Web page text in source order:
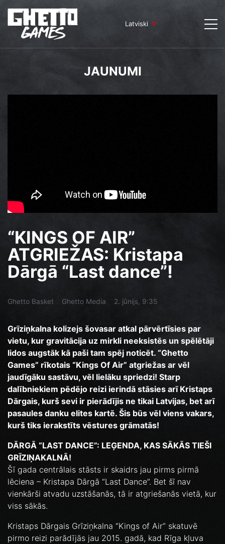
Latviski
JAUNUMI
“KINGS OF AIR”
ATGRIEŽAS: Kristapa
Dārgā “Last dance”!
Ghetto Basket Ghetto Media 2. jūnijs, 9:35
Grīziņkalna kolizejs šovasar atkal pārvērtīsies par
vietu, kur gravitācija uz mirkli neeksistēs un spēlētāji
lidos augstāk kā paši tam spēj noticēt. “Ghetto
Games” rīkotais “Kings Of Air” atgriežas ar vēl
jaudīgāku sastāvu, vēl lielāku spriedzi! Starp
dalībniekiem pēdējo reizi ierindā stāsies arī Kristaps
Dārgais, kurš sevi ir pierādījis ne tikai Latvijas, bet arī
pasaules danku elites kartē. Šis būs vēl viens vakars,
kurš tiks ierakstīts vēstures grāmatās!
DĀRGĀ “LAST DANCE”: LEĢENDA, KAS SĀKĀS TIEŠI
GRĪZIŅAKALNĀ!
Šī gada centrālais stāsts ir skaidrs jau pirms pirmā
lēciena – Kristapa Dārgā “Last Dance”. Bet šī nav
vienkārši atvadu uzstāšanās, tā ir atgriešanās vietā, kur
viss sākās.
Kristaps Dārgais Grīziņkalna “Kings of Air” skatuvē
pirmo reizi parādījās jau 2015. gadā, kad Rīga kļuva